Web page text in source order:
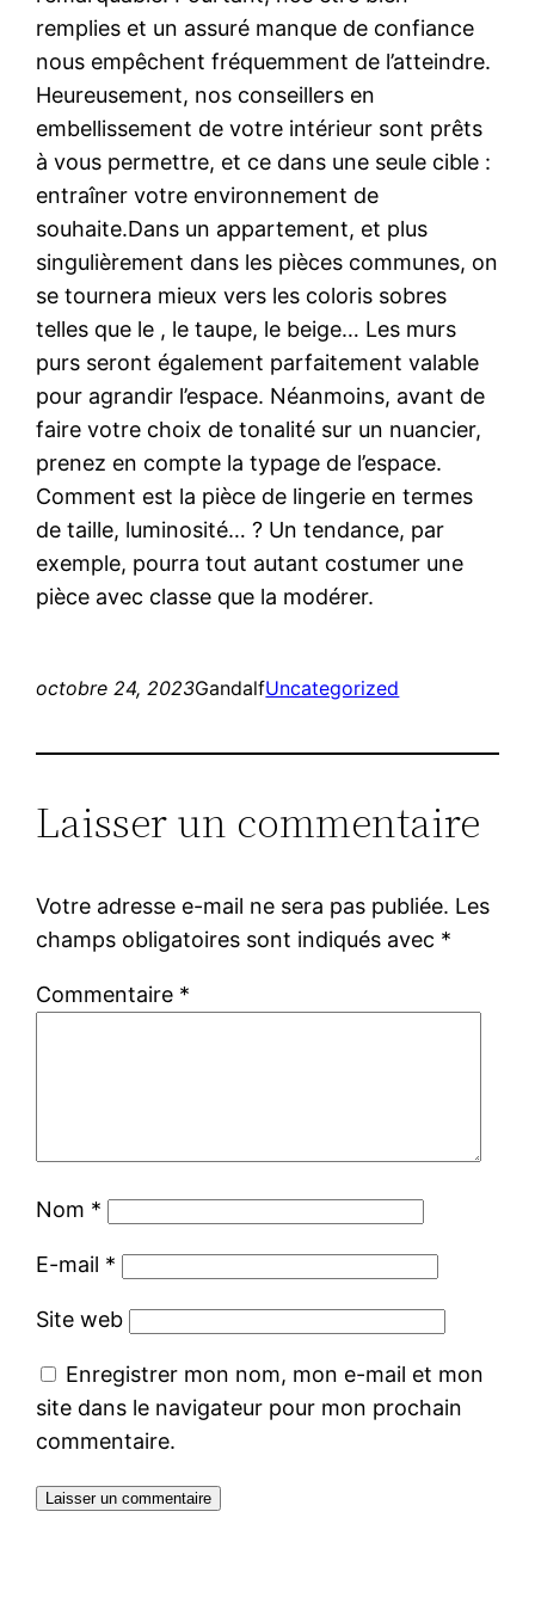
remplies et un assuré manque de confiance
nous empêchent fréquemment de l’atteindre.
Heureusement, nos conseillers en
embellissement de votre intérieur sont prêts
à vous permettre, et ce dans une seule cible :
entraîner votre environnement de
souhaite.Dans un appartement, et plus
singulièrement dans les pièces communes, on
se tournera mieux vers les coloris sobres
telles que le , le taupe, le beige… Les murs
purs seront également parfaitement valable
pour agrandir l’espace. Néanmoins, avant de
faire votre choix de tonalité sur un nuancier,
prenez en compte la typage de l’espace.
Comment est la pièce de lingerie en termes
de taille, luminosité… ? Un tendance, par
exemple, pourra tout autant costumer une
pièce avec classe que la modérer.
octobre 24, 2023GandalfUncategorized
Laisser un commentaire
Votre adresse e-mail ne sera pas publiée. Les
champs obligatoires sont indiqués avec *
Commentaire *
Nom *
E-mail *
Site web
Enregistrer mon nom, mon e-mail et mon
site dans le navigateur pour mon prochain
commentaire.